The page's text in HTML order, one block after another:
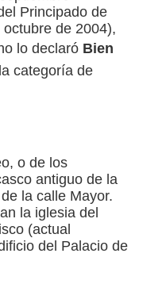
Principado de
de 2004),
lo declaró Bien
categoría de
o de los
antiguo de la
la calle Mayor.
la iglesia del
(actual
del Palacio de